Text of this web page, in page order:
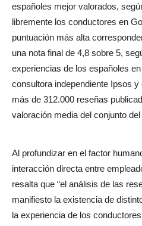
españoles mejor valorados,
libremente los conductores en
puntuación más alta
una nota final de 4,8 sobre 5,
experiencias de los españoles
consultora independiente Ipsos
más de 312.000 reseñas
valoración media del conjunto
Al profundizar en el factor
interacción directa entre
resalta que “el análisis de las
manifiesto la existencia de
la experiencia de los